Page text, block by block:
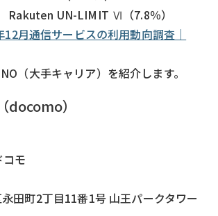
Rakuten UN-LIMIT Ⅵ（7.8％）
12月通信サービスの利用動向調査｜
（大手キャリア）を紹介します。
docomo）
モ
田町2丁目11番1号 山王パークタワー